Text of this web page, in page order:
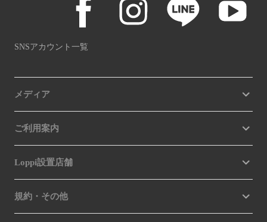
SNSアカウント一覧
メディア
ご利用案内
Loppi設置店舗
規約・その他